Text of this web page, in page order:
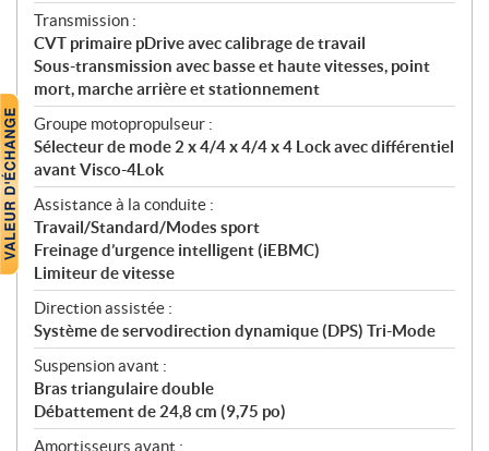
Transmission :
CVT primaire pDrive avec calibrage de travail
Sous-transmission avec basse et haute vitesses, point
mort, marche arrière et stationnement
Groupe motopropulseur :
Sélecteur de mode 2 x 4/4 x 4/4 x 4 Lock avec différentiel
avant Visco-4Lok
Assistance à la conduite :
Travail/Standard/Modes sport
Freinage d’urgence intelligent (iEBMC)
Limiteur de vitesse
Direction assistée :
Système de servodirection dynamique (DPS) Tri-Mode
Suspension avant :
Bras triangulaire double
Débattement de 24,8 cm (9,75 po)
Amortisseurs avant :